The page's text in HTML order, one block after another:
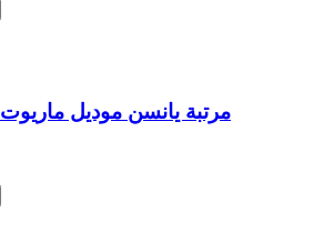
مرتبة يانسن موديل ماريوت 120*190*22 سم